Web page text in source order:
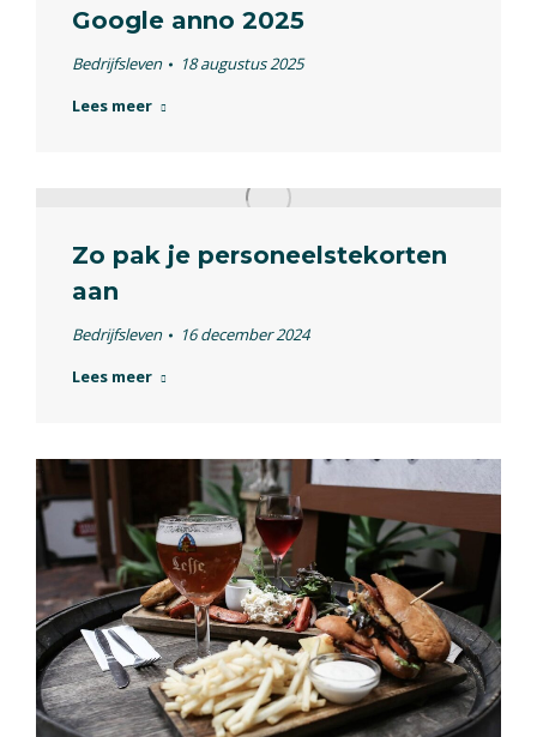
Google anno 2025
Bedrijfsleven
18 augustus 2025
Lees meer
Zo pak je personeelstekorten
aan
Bedrijfsleven
16 december 2024
Lees meer